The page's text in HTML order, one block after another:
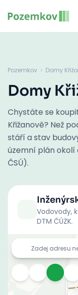
Pozemkov › Domy
Domy
Chystáte se
Křižanově? Než
stáří a stav
územní plán okolí
ČSÚ).
Vodovody,
DTM ČÚZK.